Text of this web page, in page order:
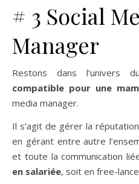
# 3 Social
Manager
Restons dans l’univers
compatible pour une
media manager.
Il s’agit de gérer la
en gérant entre autre
et toute la communication
en salariée, soit en free-